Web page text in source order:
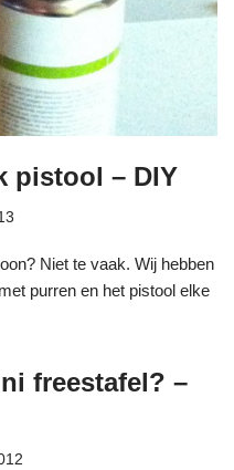
pistool – DIY
Niet te vaak. Wij hebben
purren en het pistool elke
freestafel? –